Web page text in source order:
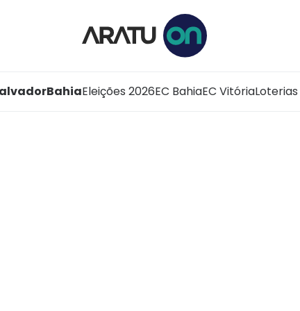
BahiaEleições 2026EC BahiaEC VitóriaLoterias